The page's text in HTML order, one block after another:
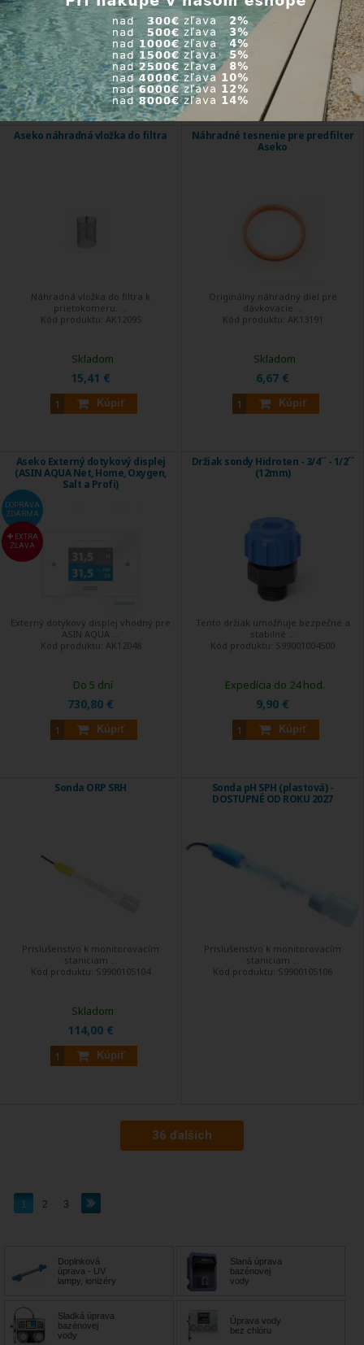
5 728,57 €
Kúpiť
Do 5 dní
38,11 €
Kúpiť
Skladom
Aseko náhradná vložka do filtra
Náhradná vložka do filtra k
prietokomeru. ...
Kód produktu: AK12095
15,41 €
Kúpiť
Skladom
Náhradné tesnenie pre predfilter
Aseko
Originálny náhradný diel pre
dávkovacie ...
Kód produktu: AK13191
6,67 €
Kúpiť
Skladom
Aseko Externý dotykový displej
(ASIN AQUA Net, Home, Oxygen,
Salt a Profi)
DOPRAVA
ZDARMA
EXTRA
ZĽAVA
Externý dotykový displej vhodný pre
ASIN AQUA ...
Kód produktu: AK12048
730,80 €
Kúpiť
Do 5 dní
Držiak sondy Hidroten - 3/4´´ - 1/2´´
(12mm)
Tento držiak umožňuje bezpečné a
stabilné ...
Kód produktu: S99001004500
9,90 €
Kúpiť
Expedícia do 24 hod.
Sonda ORP SRH
Príslušenstvo k monitorovacím
staniciam ...
Kód produktu: S9900105104
114,00 €
Kúpiť
Skladom
Sonda pH SPH (plastová) -
DOSTUPNÉ OD ROKU 2027
Príslušenstvo k monitorovacím
staniciam ...
Kód produktu: S9900105106
36 ďalších
1 2 3
Doplnková
úprava - UV
lampy, ionizéry
Slaná úprava
bazénovej
vody
Sladká úprava
bazénovej
vody
Úprava vody
bez chlóru